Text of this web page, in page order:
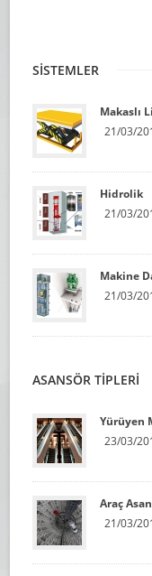
SİSTEMLER
Makaslı
21/03/
Hidrolik
21/03/
Makine
21/03/
ASANSÖR TİPLERİ
Yürüyen
23/03/
Araç
21/03/